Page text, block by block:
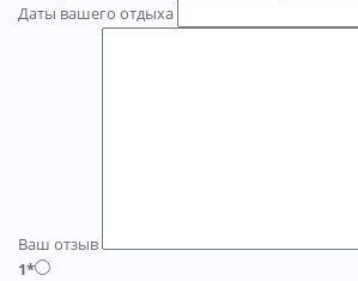
Даты вашего отдыха
Ваш отзыв
1*